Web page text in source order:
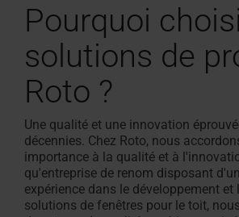
Pourquoi
solutions de
Roto ?
Une qualité et une innovation
décennies. Chez Roto, nous
importance à la qualité et à
qu'entreprise de renom disposant
expérience dans le développement
solutions de fenêtres pour le toit,